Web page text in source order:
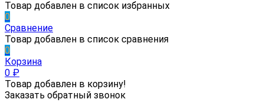
Товар добавлен в список избранных
0
Сравнение
Товар добавлен в список сравнения
0
Корзина
0 ₽
Товар добавлен в корзину!
Заказать обратный звонок